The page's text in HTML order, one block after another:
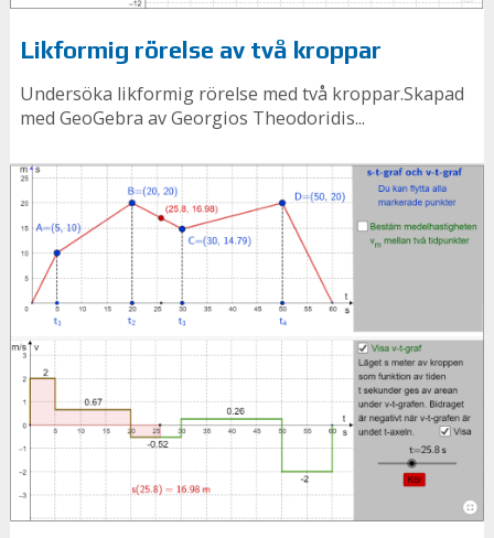
Likformig rörelse av två kroppar
Undersöka likformig rörelse med två kroppar.Skapad
med GeoGebra av Georgios Theodoridis...